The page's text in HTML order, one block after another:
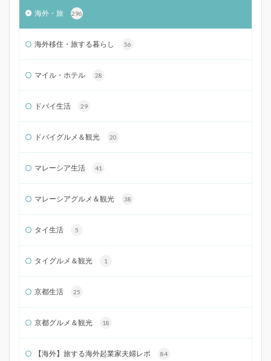
海外・旅 296
海外移住・旅する暮らし 56
マイル・ホテル 28
ドバイ生活 29
ドバイグルメ＆観光 20
マレーシア生活 41
マレーシアグルメ＆観光 38
タイ生活 5
タイグルメ＆観光 1
京都生活 25
京都グルメ＆観光 18
【海外】旅する海外起業家夫婦レポ 84